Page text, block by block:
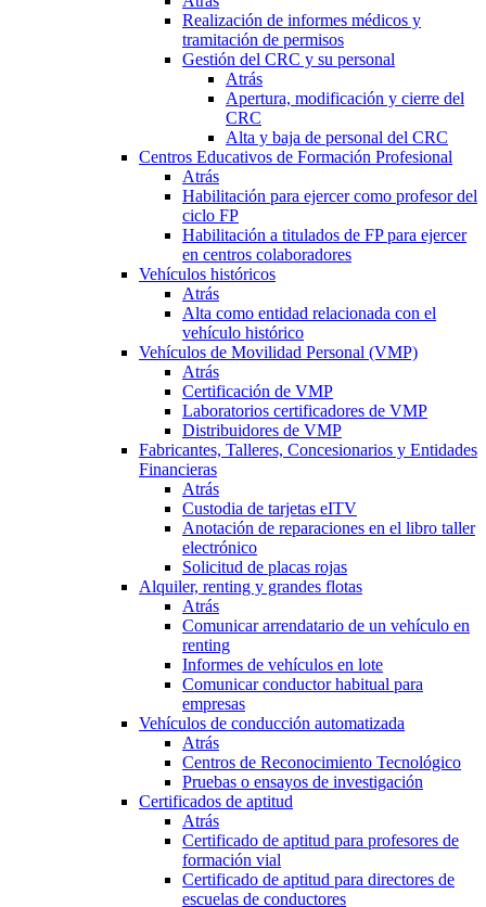
Realización de informes médicos y
tramitación de permisos
Gestión del CRC y su personal
Atrás
Apertura, modificación y cierre del
CRC
Alta y baja de personal del CRC
Centros Educativos de Formación Profesional
Atrás
Habilitación para ejercer como profesor del
ciclo FP
Habilitación a titulados de FP para ejercer
en centros colaboradores
Vehículos históricos
Atrás
Alta como entidad relacionada con el
vehículo histórico
Vehículos de Movilidad Personal (VMP)
Atrás
Certificación de VMP
Laboratorios certificadores de VMP
Distribuidores de VMP
Fabricantes, Talleres, Concesionarios y Entidades
Financieras
Atrás
Custodia de tarjetas eITV
Anotación de reparaciones en el libro taller
electrónico
Solicitud de placas rojas
Alquiler, renting y grandes flotas
Atrás
Comunicar arrendatario de un vehículo en
renting
Informes de vehículos en lote
Comunicar conductor habitual para
empresas
Vehículos de conducción automatizada
Atrás
Centros de Reconocimiento Tecnológico
Pruebas o ensayos de investigación
Certificados de aptitud
Atrás
Certificado de aptitud para profesores de
formación vial
Certificado de aptitud para directores de
escuelas de conductores